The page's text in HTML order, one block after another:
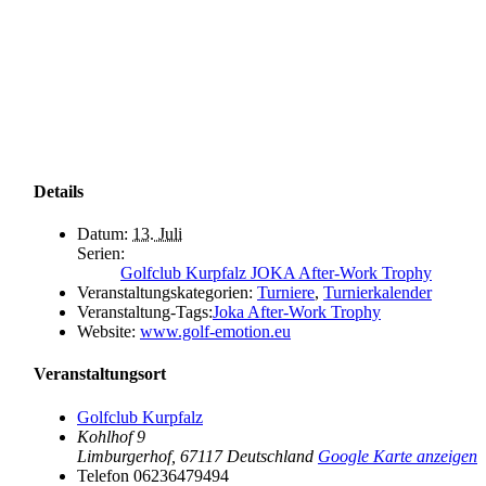
Details
Datum: 13. Juli
Serien:
Golfclub Kurpfalz JOKA After-Work Trophy
Veranstaltungskategorien: Turniere, Turnierkalender
Veranstaltung-Tags:Joka After-Work Trophy
Website: www.golf-emotion.eu
Veranstaltungsort
Golfclub Kurpfalz
Kohlhof 9
Limburgerhof, 67117 Deutschland Google Karte anzeigen
Telefon 06236479494